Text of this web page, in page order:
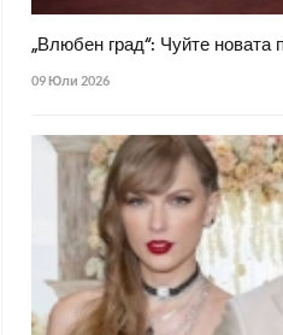
„Влюбен град“: Чуйте новата
09 Юли 2026